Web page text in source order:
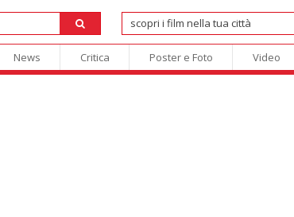
News Critica Poster e Foto Video